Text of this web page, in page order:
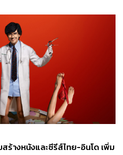
ร้างหนังและซีรีส์ไทย-อินโด เพิ่ม